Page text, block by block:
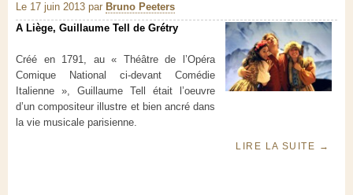
Le 17 juin 2013 par Bruno Peeters
A Liège, Guillaume Tell de Grétry
Créé en 1791, au « Théâtre de l’Opéra
Comique National ci-devant Comédie
Italienne », Guillaume Tell était l’oeuvre
d’un compositeur illustre et bien ancré dans
la vie musicale parisienne.
LIRE LA SUITE →